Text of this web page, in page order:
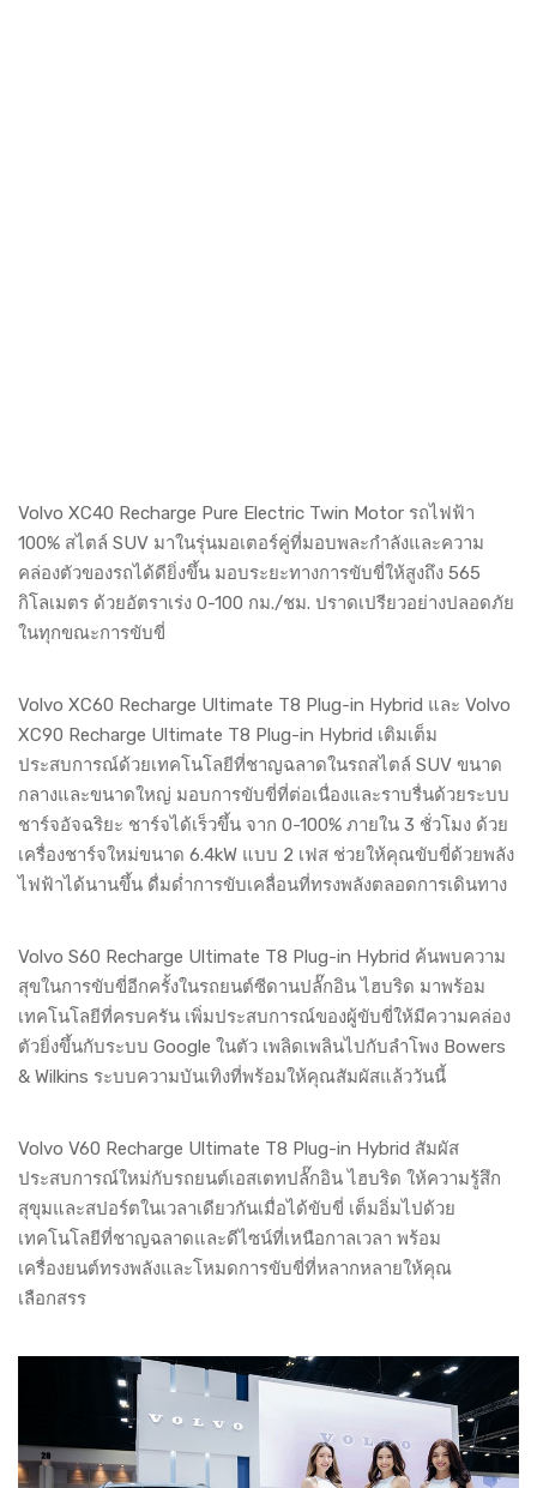
Volvo XC40 Recharge Pure Electric Twin Motor รถไฟฟ้า
100% สไตล์ SUV มาในรุ่นมอเตอร์คู่ที่มอบพละกำลังและความ
คล่องตัวของรถได้ดียิ่งขึ้น มอบระยะทางการขับขี่ให้สูงถึง 565
กิโลเมตร ด้วยอัตราเร่ง 0-100 กม./ชม. ปราดเปรียวอย่างปลอดภัย
ในทุกขณะการขับขี่
Volvo XC60 Recharge Ultimate T8 Plug-in Hybrid และ Volvo
XC90 Recharge Ultimate T8 Plug-in Hybrid เติมเต็ม
ประสบการณ์ด้วยเทคโนโลยีที่ชาญฉลาดในรถสไตล์ SUV ขนาด
กลางและขนาดใหญ่ มอบการขับขี่ที่ต่อเนื่องและราบรื่นด้วยระบบ
ชาร์จอัจฉริยะ ชาร์จได้เร็วขึ้น จาก 0-100% ภายใน 3 ชั่วโมง ด้วย
เครื่องชาร์จใหม่ขนาด 6.4kW แบบ 2 เฟส ช่วยให้คุณขับขี่ด้วยพลัง
ไฟฟ้าได้นานขึ้น ดื่มด่ำการขับเคลื่อนที่ทรงพลังตลอดการเดินทาง
Volvo S60 Recharge Ultimate T8 Plug-in Hybrid ค้นพบความ
สุขในการขับขี่อีกครั้งในรถยนต์ซีดานปลั๊กอิน ไฮบริด มาพร้อม
เทคโนโลยีที่ครบครัน เพิ่มประสบการณ์ของผู้ขับขี่ให้มีความคล่อง
ตัวยิ่งขึ้นกับระบบ Google ในตัว เพลิดเพลินไปกับลำโพง Bowers
& Wilkins ระบบความบันเทิงที่พร้อมให้คุณสัมผัสแล้ววันนี้
Volvo V60 Recharge Ultimate T8 Plug-in Hybrid สัมผัส
ประสบการณ์ใหม่กับรถยนต์เอสเตทปลั๊กอิน ไฮบริด ให้ความรู้สึก
สุขุมและสปอร์ตในเวลาเดียวกันเมื่อได้ขับขี่ เต็มอิ่มไปด้วย
เทคโนโลยีที่ชาญฉลาดและดีไซน์ที่เหนือกาลเวลา พร้อม
เครื่องยนต์ทรงพลังและโหมดการขับขี่ที่หลากหลายให้คุณ
เลือกสรร